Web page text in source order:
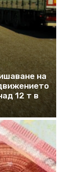
на
12 т в